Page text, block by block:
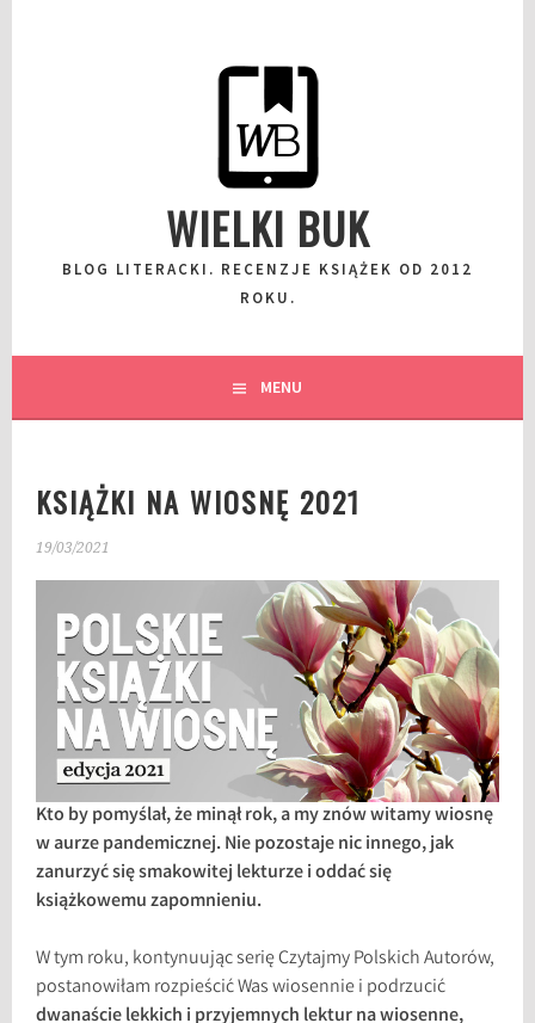
WIELKI BUK
BLOG LITERACKI. RECENZJE KSIĄŻEK OD 2012
ROKU.
MENU
KSIĄŻKI NA WIOSNĘ 2021
19/03/2021
Kto by pomyślał, że minął rok, a my znów witamy wiosnę
w aurze pandemicznej. Nie pozostaje nic innego, jak
zanurzyć się smakowitej lekturze i oddać się
książkowemu zapomnieniu.
W tym roku, kontynuując serię Czytajmy Polskich Autorów,
postanowiłam rozpieścić Was wiosennie i podrzucić
dwanaście lekkich i przyjemnych lektur na wiosenne,